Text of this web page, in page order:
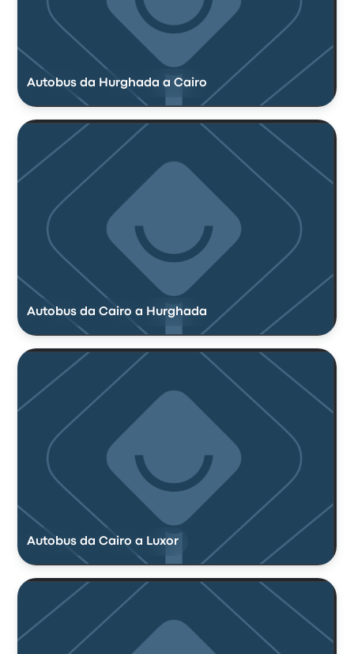
Autobus da Hurghada a Cairo
Autobus da Cairo a Hurghada
Autobus da Cairo a Luxor